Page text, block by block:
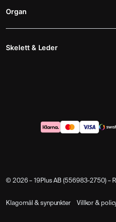
Organ
Skelett & Leder
© 2026 – 19Plus AB (556983-2750) –
Klagomål & synpunkter Villkor &